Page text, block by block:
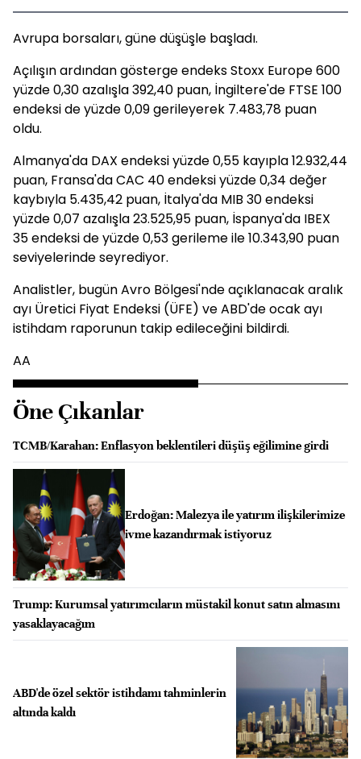
Avrupa borsaları, güne düşüşle başladı.
Açılışın ardından gösterge endeks Stoxx Europe 600
yüzde 0,30 azalışla 392,40 puan, İngiltere'de FTSE 100
endeksi de yüzde 0,09 gerileyerek 7.483,78 puan
oldu.
Almanya'da DAX endeksi yüzde 0,55 kayıpla 12.932,44
puan, Fransa'da CAC 40 endeksi yüzde 0,34 değer
kaybıyla 5.435,42 puan, İtalya'da MIB 30 endeksi
yüzde 0,07 azalışla 23.525,95 puan, İspanya'da IBEX
35 endeksi de yüzde 0,53 gerileme ile 10.343,90 puan
seviyelerinde seyrediyor.
Analistler, bugün Avro Bölgesi'nde açıklanacak aralık
ayı Üretici Fiyat Endeksi (ÜFE) ve ABD'de ocak ayı
istihdam raporunun takip edileceğini bildirdi.
AA
Öne Çıkanlar
TCMB/Karahan: Enflasyon beklentileri düşüş eğilimine girdi
Erdoğan: Malezya ile yatırım ilişkilerimize
ivme kazandırmak istiyoruz
Trump: Kurumsal yatırımcıların müstakil konut satın almasını
yasaklayacağım
ABD'de özel sektör istihdamı tahminlerin
altında kaldı